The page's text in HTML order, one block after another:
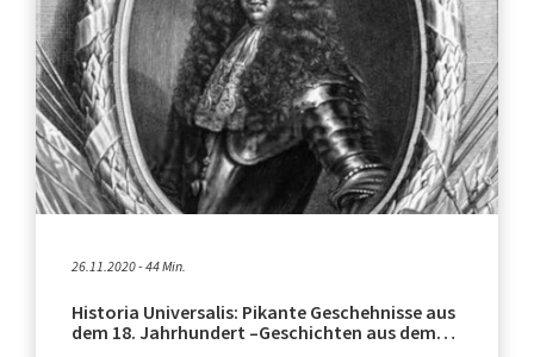
26.11.2020 - 44 Min.
Historia Universalis: Pikante Geschehnisse aus
dem 18. Jahrhundert –Geschichten aus dem